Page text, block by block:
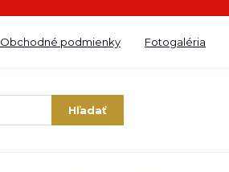
Obchodné podmienky Fotogaléria
Hľadať